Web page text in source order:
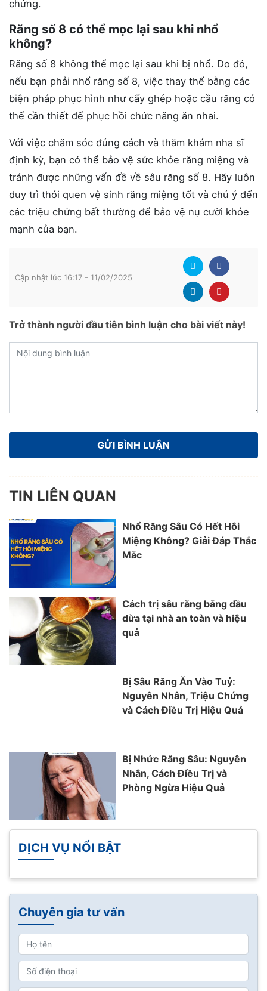
chứng.
Răng số 8 có thể mọc lại sau khi nhổ
không?
Răng số 8 không thể mọc lại sau khi bị nhổ. Do đó,
nếu bạn phải nhổ răng số 8, việc thay thế bằng các
biện pháp phục hình như cấy ghép hoặc cầu răng có
thể cần thiết để phục hồi chức năng ăn nhai.
Với việc chăm sóc đúng cách và thăm khám nha sĩ
định kỳ, bạn có thể bảo vệ sức khỏe răng miệng và
tránh được những vấn đề về sâu răng số 8. Hãy luôn
duy trì thói quen vệ sinh răng miệng tốt và chú ý đến
các triệu chứng bất thường để bảo vệ nụ cười khỏe
mạnh của bạn.
Cập nhật lúc 16:17 - 11/02/2025
Trở thành người đầu tiên bình luận cho bài viết này!
TIN LIÊN QUAN
Nhổ Răng Sâu Có Hết Hôi
Miệng Không? Giải Đáp Thắc
Mắc
Cách trị sâu răng bằng dầu
dừa tại nhà an toàn và hiệu
quả
Bị Sâu Răng Ăn Vào Tuỷ:
Nguyên Nhân, Triệu Chứng
và Cách Điều Trị Hiệu Quả
Bị Nhức Răng Sâu: Nguyên
Nhân, Cách Điều Trị và
Phòng Ngừa Hiệu Quả
DỊCH VỤ NỔI BẬT
Chuyên gia tư vấn